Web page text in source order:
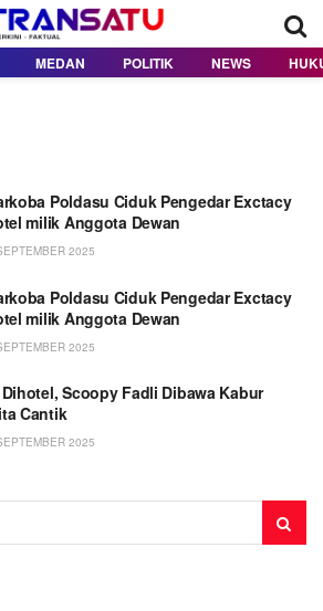
MEDAN POLITIK NEWS
Poldasu Ciduk Pengedar Exctacy
milik Anggota Dewan
2025
Poldasu Ciduk Pengedar Exctacy
milik Anggota Dewan
2025
Scoopy Fadli Dibawa Kabur
Cantik
2025